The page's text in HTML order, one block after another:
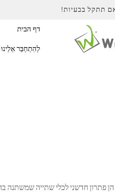
תתקל בבעיות!
דף הבית
לְהִתְחַבֵּר אֵלֵינוּ
פתרון חדשני לכלי שתייה שמשתנה